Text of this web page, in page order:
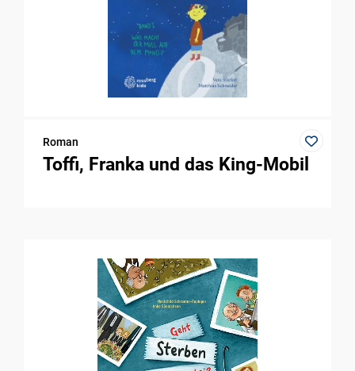
Roman
Toffi, Franka und das King-Mobil